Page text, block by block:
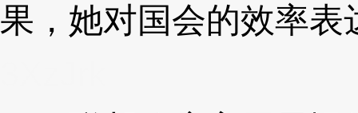
果，她对国会的效率